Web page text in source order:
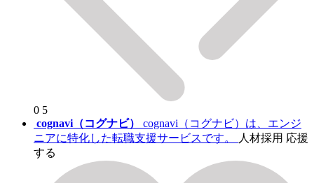
0 5
cognavi（コグナビ）
cognavi（コグナビ）は、エンジ
ニアに特化した転職支援サービスです。
人材採用 応援
する